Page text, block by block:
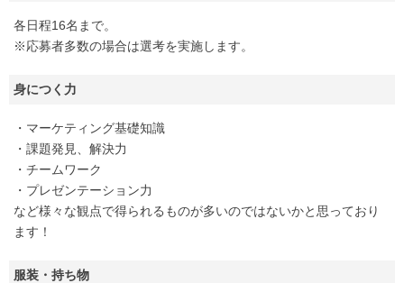
各日程16名まで。
※応募者多数の場合は選考を実施します。
身につく力
・マーケティング基礎知識
・課題発見、解決力
・チームワーク
・プレゼンテーション力
など様々な観点で得られるものが多いのではないかと思っており
ます！
服装・持ち物